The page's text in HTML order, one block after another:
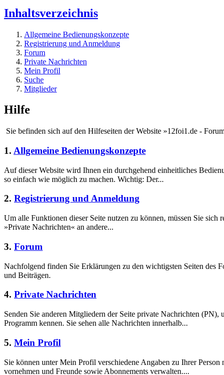
Inhaltsverzeichnis
Allgemeine Bedienungskonzepte
Registrierung und Anmeldung
Forum
Private Nachrichten
Mein Profil
Suche
Mitglieder
Hilfe
Sie befinden sich auf den Hilfeseiten der Website »12foi1.de -
1. Allgemeine Bedienungskonzepte
Auf dieser Website wird Ihnen ein durchgehend einheitliches
so einfach wie möglich zu machen. Wichtig: Der...
2. Registrierung und Anmeldung
Um alle Funktionen dieser Seite nutzen zu können, müssen Sie
»Private Nachrichten« an andere...
3. Forum
Nachfolgend finden Sie Erklärungen zu den wichtigsten Seiten des
und Beiträgen.
4. Private Nachrichten
Senden Sie anderen Mitgliedern der Seite private Nachrichten
Programm kennen. Sie sehen alle Nachrichten innerhalb...
5. Mein Profil
Sie können unter Mein Profil verschiedene Angaben zu Ihrer
vornehmen und Freunde sowie Abonnements verwalten....